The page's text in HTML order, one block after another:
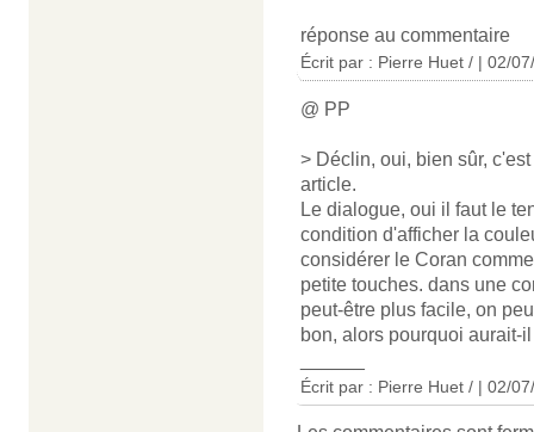
réponse au commentaire
Écrit par : Pierre Huet / | 02/
@ PP
> Déclin, oui, bien sûr,
article.
Le dialogue, oui il faut le
condition d'afficher la
considérer le Coran
petite touches. dans une
peut-être plus facile, on
bon, alors pourquoi aurait-
Écrit par : Pierre Huet / | 02/